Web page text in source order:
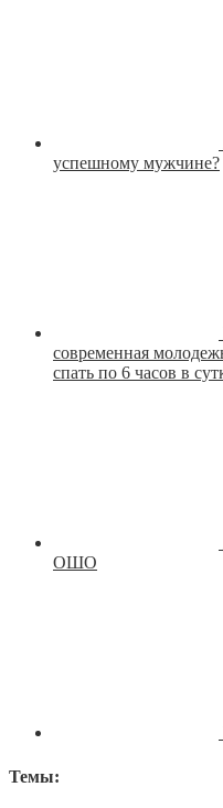
успешному мужчине?
современная
спать по 6 часов в
ОШО
Темы: